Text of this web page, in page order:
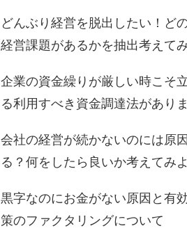
どんぶり経営を脱出したい！ど
経営課題があるかを抽出考えて
企業の資金繰りが厳しい時こそ
る利用すべき資金調達法があり
会社の経営が続かないのには原
る？何をしたら良いか考えてみ
黒字なのにお金がない原因と有
策のファクタリングについて